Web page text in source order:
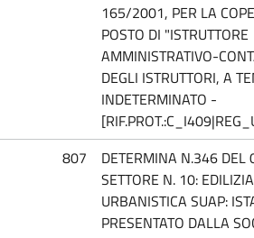
165/2001, PER LA
POSTO DI "ISTRUTTORE
AMMINISTRATIVO-
DEGLI ISTRUTTORI, A
INDETERMINATO -
807
DETERMINA N.346
SETTORE N. 10:
URBANISTICA SUAP:
PRESENTATO DALLA